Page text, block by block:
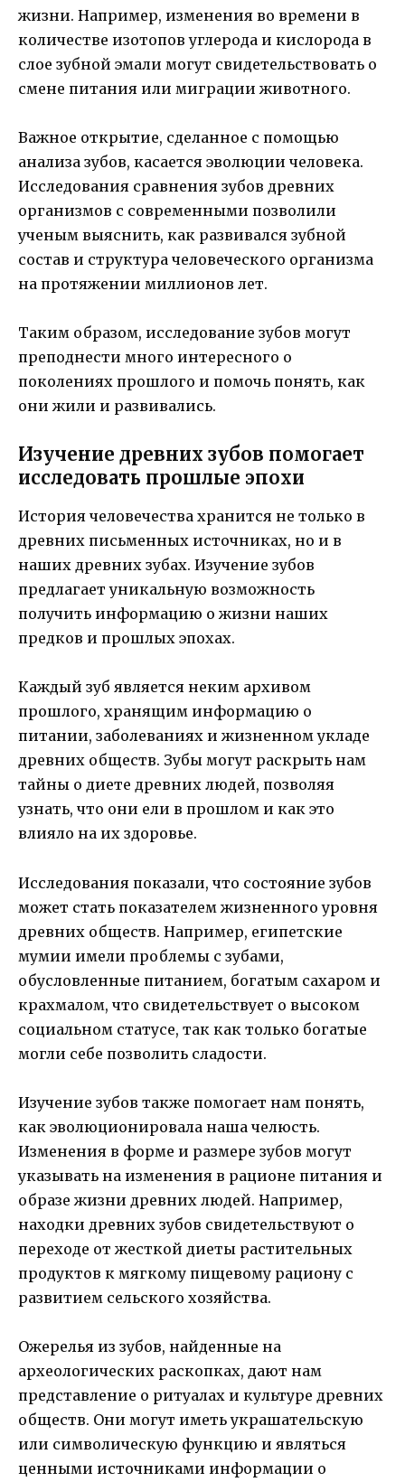
жизни. Например, изменения во времени в
количестве изотопов углерода и кислорода в
слое зубной эмали могут свидетельствовать о
смене питания или миграции животного.
Важное открытие, сделанное с помощью
анализа зубов, касается эволюции человека.
Исследования сравнения зубов древних
организмов с современными позволили
ученым выяснить, как развивался зубной
состав и структура человеческого организма
на протяжении миллионов лет.
Таким образом, исследование зубов могут
преподнести много интересного о
поколениях прошлого и помочь понять, как
они жили и развивались.
Изучение древних зубов помогает
исследовать прошлые эпохи
История человечества хранится не только в
древних письменных источниках, но и в
наших древних зубах. Изучение зубов
предлагает уникальную возможность
получить информацию о жизни наших
предков и прошлых эпохах.
Каждый зуб является неким архивом
прошлого, хранящим информацию о
питании, заболеваниях и жизненном укладе
древних обществ. Зубы могут раскрыть нам
тайны о диете древних людей, позволяя
узнать, что они ели в прошлом и как это
влияло на их здоровье.
Исследования показали, что состояние зубов
может стать показателем жизненного уровня
древних обществ. Например, египетские
мумии имели проблемы с зубами,
обусловленные питанием, богатым сахаром и
крахмалом, что свидетельствует о высоком
социальном статусе, так как только богатые
могли себе позволить сладости.
Изучение зубов также помогает нам понять,
как эволюционировала наша челюсть.
Изменения в форме и размере зубов могут
указывать на изменения в рационе питания и
образе жизни древних людей. Например,
находки древних зубов свидетельствуют о
переходе от жесткой диеты растительных
продуктов к мягкому пищевому рациону с
развитием сельского хозяйства.
Ожерелья из зубов, найденные на
археологических раскопках, дают нам
представление о ритуалах и культуре древних
обществ. Они могут иметь украшательскую
или символическую функцию и являться
ценными источниками информации о